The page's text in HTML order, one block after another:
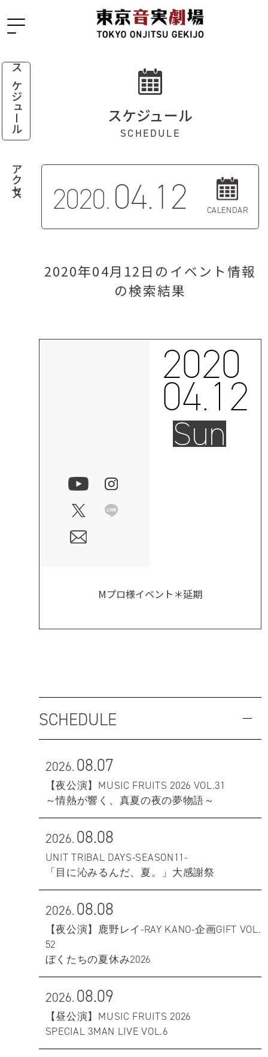
スケジュール
アクセス
スケジュール
SCHEDULE
2020.04.12 CALENDAR
2020年04月12日のイベント情報
の検索結果
2020
04.12
Sun
Mプロ様イベント＊延期
SCHEDULE
2026.08.07
【夜公演】MUSIC FRUITS 2026 VOL.31
～情熱が響く、真夏の夜の夢物語～
2026.08.08
UNIT TRIBAL DAYS-SEASON11-
「目に沁みるんだ、夏。」大感謝祭
2026.08.08
【夜公演】鹿野レイ-RAY KANO-企画GIFT VOL.
52
ぼくたちの夏休み2026
2026.08.09
【昼公演】MUSIC FRUITS 2026
SPECIAL 3MAN LIVE VOL.6